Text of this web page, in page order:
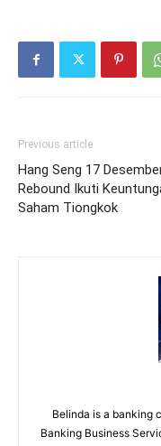
Previous article
Hang Seng 17
Rebound Ikuti
Saham Tiongkok
Belinda is a banking
Banking Business